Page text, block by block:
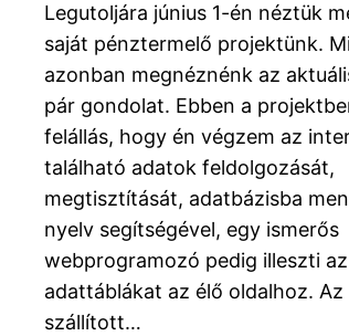
Legutoljára június 1-én néztük
saját pénztermelő projektünk.
azonban megnéznénk az
pár gondolat. Ebben a
felállás, hogy én végzem az
található adatok feldolgozását,
megtisztítását, adatbázisba
nyelv segítségével, egy ismerős
webprogramozó pedig illeszti az
adattáblákat az élő oldalhoz.
szállított…